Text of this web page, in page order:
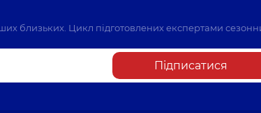
близьких. Цикл підготовлених експертами
Підписатися